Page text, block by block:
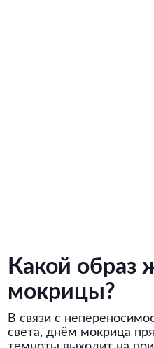
Какой образ
мокрицы?
В связи с
света, днём мокрица